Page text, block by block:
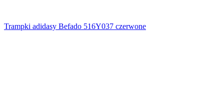
Trampki adidasy Befado 516Y037 czerwone